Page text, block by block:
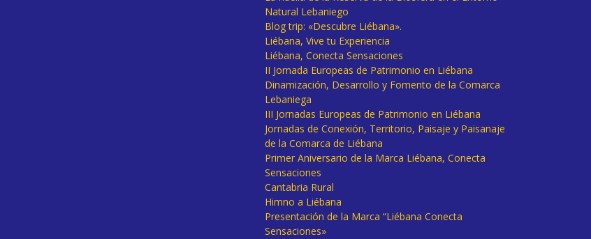
Natural Lebaniego
Blog trip: «Descubre Liébana».
Liébana, Vive tu Experiencia
Liébana, Conecta Sensaciones
II Jornada Europeas de Patrimonio en Liébana
Dinamización, Desarrollo y Fomento de la Comarca
Lebaniega
III Jornadas Europeas de Patrimonio en Liébana
Jornadas de Conexión, Territorio, Paisaje y Paisanaje
de la Comarca de Liébana
Primer Aniversario de la Marca Liébana, Conecta
Sensaciones
Cantabria Rural
Himno a Liébana
Presentación de la Marca “Liébana Conecta
Sensaciones»